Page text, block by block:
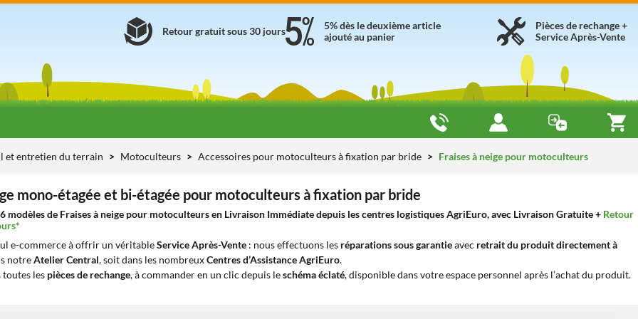
Pièces de rechange +
Service Après-Vente
5% dès le deuxième article
ajouté au panier
Retour gratuit sous 30 jours
et entretien du terrain Motoculteurs Accessoires pour motoculteurs à fixation par bride Fraises à neige pour motoculteurs
mono-étagée et bi-étagée pour motoculteurs à fixation par bride
modèles de Fraises à neige pour motoculteurs en Livraison Immédiate depuis les centres logistiques AgriEuro, avec Livraison Gratuite + Retour
e-commerce à offrir un véritableService Après-Vente : nous effectuons les réparations sous garantieavec retrait du produit directement à
notreAtelier Central, soit dans les nombreuxCentres d’Assistance AgriEuro.
les pièces de rechange, à commander en un clic depuis leschéma éclaté, disponible dans votre espace personnel après l’achat du produit.